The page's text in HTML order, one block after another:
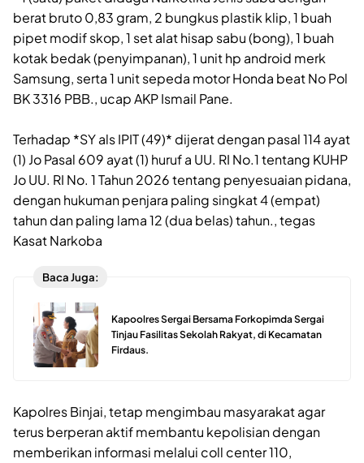
berat bruto 0,83 gram, 2 bungkus plastik klip, ⁠1 buah
pipet modif skop, ⁠1 set alat hisap sabu (bong), 1 buah
kotak bedak (penyimpanan), ⁠1 unit hp android merk
Samsung, serta ⁠1 unit sepeda motor Honda beat No Pol
BK 3316 PBB., ucap AKP Ismail Pane.
Terhadap *SY als IPIT (49)* dijerat dengan pasal 114 ayat
(1) Jo Pasal 609 ayat (1) huruf a UU. RI No.1 tentang KUHP
Jo UU. RI No. 1 Tahun 2026 tentang penyesuaian pidana,
dengan hukuman penjara paling singkat 4 (empat)
tahun dan paling lama 12 (dua belas) tahun., tegas
Kasat Narkoba
Baca Juga:
Kapoolres Sergai Bersama Forkopimda Sergai
Tinjau Fasilitas Sekolah Rakyat, di Kecamatan
Firdaus.
Kapolres Binjai, tetap mengimbau masyarakat agar
terus berperan aktif membantu kepolisian dengan
memberikan informasi melalui coll center 110,